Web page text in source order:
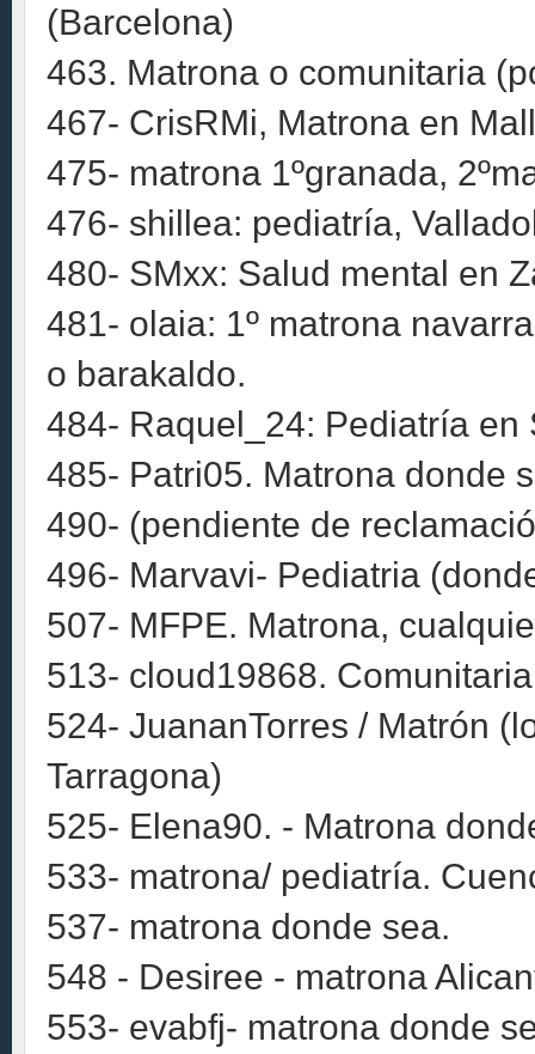
(Barcelona)
463. Matrona o comunitaria
467- CrisRMi, Matrona en
475- matrona 1ºgranada,
476- shillea: pediatría,
480- SMxx: Salud mental en
481- olaia: 1º matrona
o barakaldo.
484- Raquel_24: Pediatría en
485- Patri05. Matrona donde
490- (pendiente de
496- Marvavi- Pediatria
507- MFPE. Matrona,
513- cloud19868.
524- JuananTorres / Matrón
Tarragona)
525- Elena90. - Matrona
533- matrona/ pediatría.
537- matrona donde sea.
548 - Desiree - matrona
553- evabfj- matrona donde